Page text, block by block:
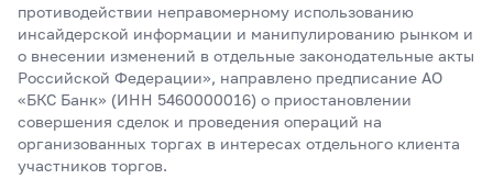
противодействии неправомерному использованию
инсайдерской информации и манипулированию рынком и
о внесении изменений в отдельные законодательные акты
Российской Федерации», направлено предписание АО
«БКС Банк» (ИНН 5460000016) о приостановлении
совершения сделок и проведения операций на
организованных торгах в интересах отдельного клиента
участников торгов.